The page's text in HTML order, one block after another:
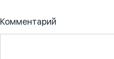
Комментарий